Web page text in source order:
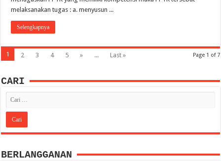
melaksanakan tugas : a. menyusun ...
Selengkapnya
Page 1 of 7
1 2 3 4 5 » ... Last »
CARI
BERLANGGANAN